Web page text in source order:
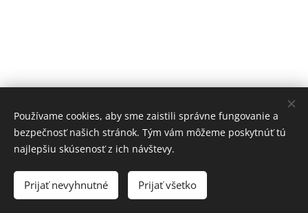
EQUIVENTURE
Powered by
Webnode Cookies
Používame cookies, aby sme zaistili správne fungovanie a
bezpečnosť našich stránok. Tým vám môžeme poskytnúť tú
najlepšiu skúsenosť z ich návštevy.
Prijať nevyhnutné Prijať všetko